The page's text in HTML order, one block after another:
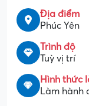
Địa điểm
Phúc Yên
Trình độ
Tuỳ vị trí
Hình thức
Làm hành